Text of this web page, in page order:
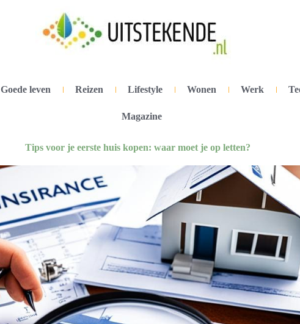
Goede leven Reizen Lifestyle Wonen Werk
Magazine
Tips voor je eerste huis kopen: waar moet je op letten?